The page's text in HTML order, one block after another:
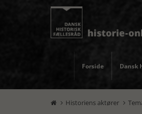
Forside Dansk
 Historiens aktører 